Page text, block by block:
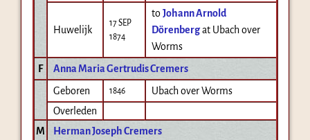
Huwelijk
17 SEP
1874
toJohann Arnold
Dörenberg at Ubach over
Worms
F
Anna Maria Gertrudis Cremers
Geboren
1846
Ubach over Worms
Overleden
M
Herman Joseph Cremers